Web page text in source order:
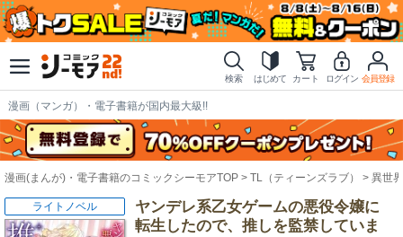
検索 はじめて カート ログイン 会員登録
漫画（マンガ）・電子書籍が国内最大級!!
漫画(まんが)・電子書籍のコミックシーモアTOP TL（ティーンズラブ） 異世
ヤンデレ系乙女ゲームの悪役令嬢に
転生したので、推しを監禁していま
ライトノベル